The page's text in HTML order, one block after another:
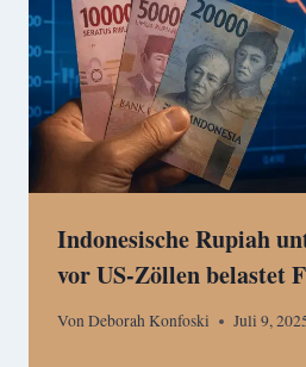
Indonesische Rupiah
vor US-Zöllen belastet
VonDeborah Konfoski Juli 9,